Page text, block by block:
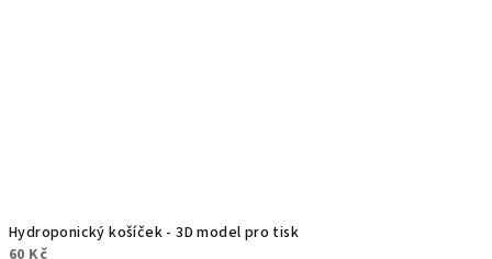
Hydroponický košíček - 3D model pro tisk
60 Kč